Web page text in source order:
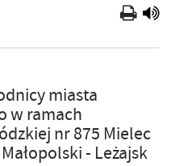
miasta
w ramach
nr 875 Mielec
- Leżajsk